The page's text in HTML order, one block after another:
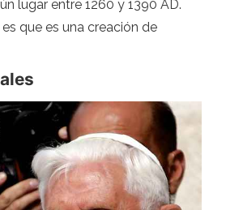
lugar entre 1260 y 1390 AD.
que es una creación de